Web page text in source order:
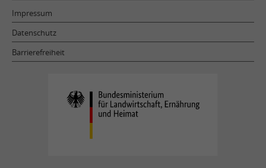
Impressum
Datenschutz
Barrierefreiheit